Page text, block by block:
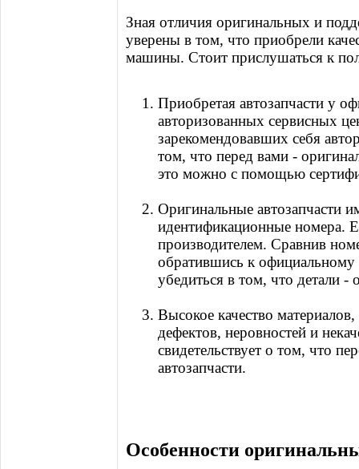
Зная отличия оригинальных и
уверены в том, что приобрели
машины. Стоит прислушаться к
Приобретая автозапчасти у
авторизованных сервисных
зарекомендовавших себя
том, что перед вами -
это можно с помощью
Оригинальные автозапчасти
идентификационные номера.
производителем. Сравнив
обратившись к
убедиться в том, что детали -
Высокое качество
дефектов, неровностей и
свидетельствует о том, что
автозапчасти.
Особенности